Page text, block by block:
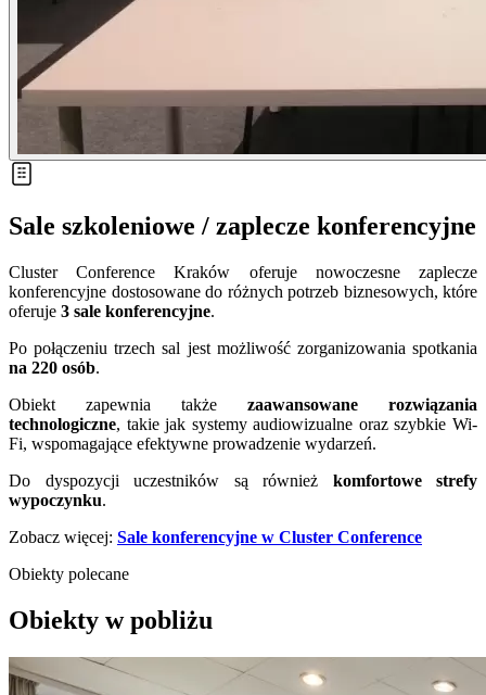
Sale szkoleniowe / zaplecze konferencyjne
Cluster Conference Kraków oferuje nowoczesne zaplecze
konferencyjne dostosowane do różnych potrzeb biznesowych, które
oferuje 3 sale konferencyjne.
Po połączeniu trzech sal jest możliwość zorganizowania spotkania
na 220 osób.
Obiekt zapewnia także zaawansowane rozwiązania
technologiczne, takie jak systemy audiowizualne oraz szybkie Wi-
Fi, wspomagające efektywne prowadzenie wydarzeń.
Do dyspozycji uczestników są również komfortowe strefy
wypoczynku.
Zobacz więcej: Sale konferencyjne w Cluster Conference
Obiekty polecane
Obiekty w pobliżu